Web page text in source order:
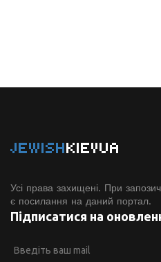
JEWISHKIEVUA
Усі права захищені. При
є посилання на даний портал.
Підписатися на